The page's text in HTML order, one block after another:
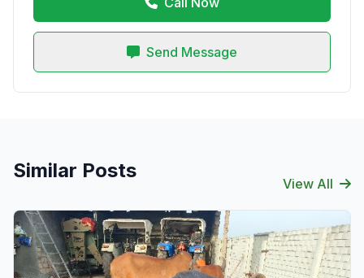
Send Message
Similar Posts
View All